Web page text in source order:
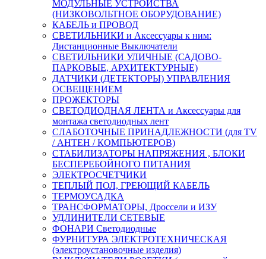
МОДУЛЬНЫЕ УСТРОЙСТВА
(НИЗКОВОЛЬТНОЕ ОБОРУДОВАНИЕ)
КАБЕЛЬ и ПРОВОД
СВЕТИЛЬНИКИ и Аксессуары к ним:
Дистанционные Выключатели
СВЕТИЛЬНИКИ УЛИЧНЫЕ (САДОВО-
ПАРКОВЫЕ, АРХИТЕКТУРНЫЕ)
ДАТЧИКИ (ДЕТЕКТОРЫ) УПРАВЛЕНИЯ
ОСВЕЩЕНИЕМ
ПРОЖЕКТОРЫ
СВЕТОДИОДНАЯ ЛЕНТА и Аксессуары для
монтажа светодиодных лент
СЛАБОТОЧНЫЕ ПРИНАДЛЕЖНОСТИ (для TV
/ АНТЕН / КОМПЬЮТЕРОВ)
СТАБИЛИЗАТОРЫ НАПРЯЖЕНИЯ , БЛОКИ
БЕСПЕРЕБОЙНОГО ПИТАНИЯ
ЭЛЕКТРОСЧЕТЧИКИ
ТЕПЛЫЙ ПОЛ, ГРЕЮЩИЙ КАБЕЛЬ
ТЕРМОУСАДКА
ТРАНСФОРМАТОРЫ, Дроссели и ИЗУ
УДЛИНИТЕЛИ СЕТЕВЫЕ
ФОНАРИ Светодиодные
ФУРНИТУРА ЭЛЕКТРОТЕХНИЧЕСКАЯ
(электроустановочные изделия)